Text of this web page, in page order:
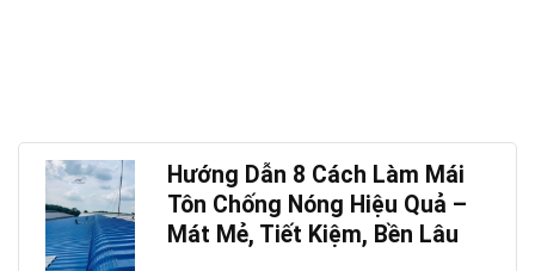
Hướng Dẫn 8 Cách Làm Mái
Tôn Chống Nóng Hiệu Quả –
Mát Mẻ, Tiết Kiệm, Bền Lâu